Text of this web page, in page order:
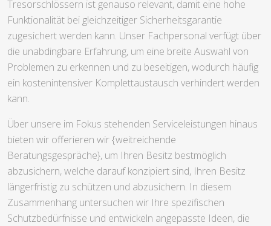
Tresorschlössern ist genauso relevant, damit eine hohe
Funktionalität bei gleichzeitiger Sicherheitsgarantie
zugesichert werden kann. Unser Fachpersonal verfügt über
die unabdingbare Erfahrung, um eine breite Auswahl von
Problemen zu erkennen und zu beseitigen, wodurch häufig
ein kostenintensiver Komplettaustausch verhindert werden
kann.
Über unsere im Fokus stehenden Serviceleistungen hinaus
bieten wir offerieren wir {weitreichende
Beratungsgespräche}, um Ihren Besitz bestmöglich
abzusichern, welche darauf konzipiert sind, Ihren Besitz
längerfristig zu schützen und abzusichern. In diesem
Zusammenhang untersuchen wir Ihre spezifischen
Schutzbedürfnisse und entwickeln angepasste Ideen, die